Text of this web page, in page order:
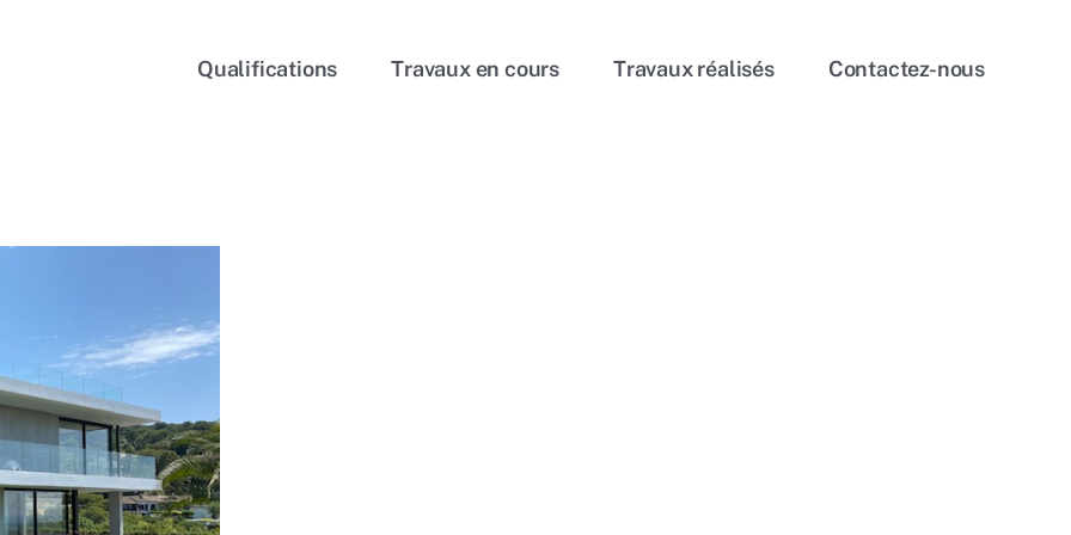
Qualifications Travaux en cours Travaux réalisés Contactez-nous